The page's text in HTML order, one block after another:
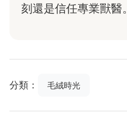
刻還是信任專業獸醫。
分類： 毛絨時光